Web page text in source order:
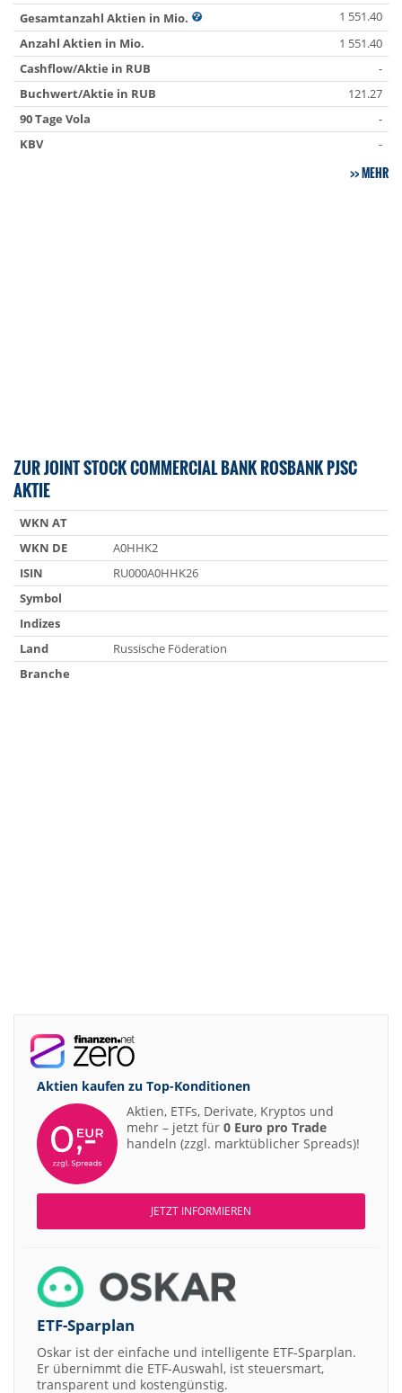
Gesamtanzahl Aktien in Mio.
1 551.40
Anzahl Aktien in Mio.
1 551.40
Cashflow/Aktie in RUB
-
Buchwert/Aktie in RUB
121.27
90 Tage Vola
-
KBV
-
MEHR
ZUR JOINT STOCK COMMERCIAL BANK ROSBANK PJSC
AKTIE
WKN AT
WKN DE
A0HHK2
ISIN
RU000A0HHK26
Symbol
Indizes
Land
Russische Föderation
Branche
Aktien kaufen zu Top-Konditionen
Aktien, ETFs, Derivate, Kryptos und
mehr – jetzt für 0 Euro pro Trade
handeln (zzgl. marktüblicher Spreads)!
JETZT INFORMIEREN
ETF-Sparplan
Oskar ist der einfache und intelligente ETF-Sparplan.
Er übernimmt die ETF-Auswahl, ist steuersmart,
transparent und kostengünstig.